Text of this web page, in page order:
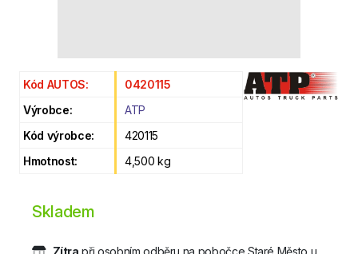
Kód AUTOS:
0420115
Výrobce:
ATP
Kód výrobce:
420115
Hmotnost:
4,500 kg
Skladem
Zítra při osobním odběru na pobočce Staré Město u